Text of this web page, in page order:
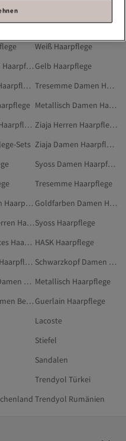
Phyto Mehrfarbig Haarpflege Lila Haarpflege
Weiß Haarpflege
Cantu Damen Haarpflege Gelb Haarpflege
Silberfarben Haarpflege
Tresemme Damen Haarpflege
Metallisch Damen Haarpflege
Weiß Damen Haarpflege
Ziaja Herren Haarpflege
Sets
Ziaja Damen Haarpflege
Syoss Damen Haarpflege
Tresemme Haarpflege
DEPOT Herren Haarpflege
Goldfarben Damen Haarpflege
Tresemme Herren HaarpflegeSyoss Haarpflege
Herbal Essences Haarpflege HASK Haarpflege
HASK Herren Haarpflege
Schwarzkopf Damen Haarpflege
L'Oreal Paris Damen Haarpflege Metallisch Haarpflege
BYPHASSE Damen Beauty Guerlain Haarpflege
Lacoste
Stiefel
Sandalen
Trendyol Türkei
Trendyol Rumänien